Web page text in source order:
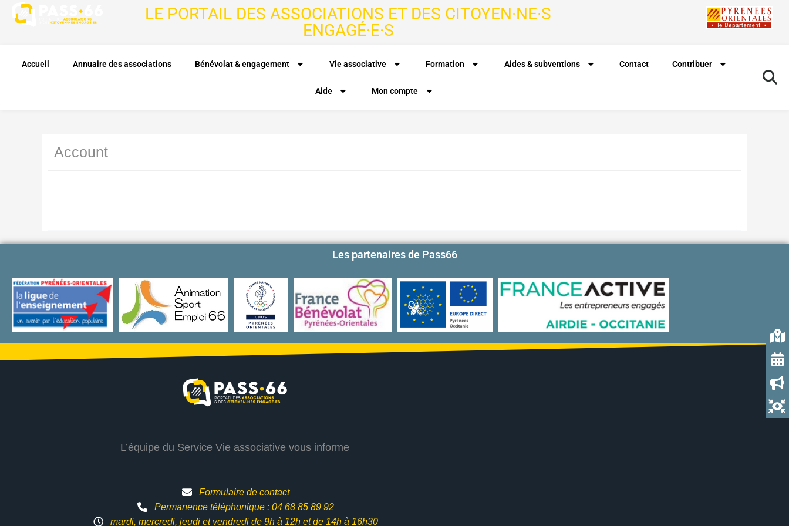
LE PORTAIL DES ASSOCIATIONS ET DES CITOYEN·NE·S
ENGAGÉ·E·S
Accueil Annuaire des associations Bénévolat & engagement Vie associative Formation Aides & subventions Contact Contribuer
Aide Mon compte
Account
Les partenaires de Pass66
L’équipe du Service Vie associative vous informe
Formulaire de contact
Permanence téléphonique : 04 68 85 89 92
mardi, mercredi, jeudi et vendredi de 9h à 12h etde 14h à 16h30